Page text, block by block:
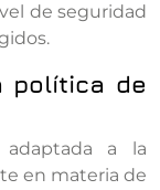
de seguridad
política de
a la
en materia de